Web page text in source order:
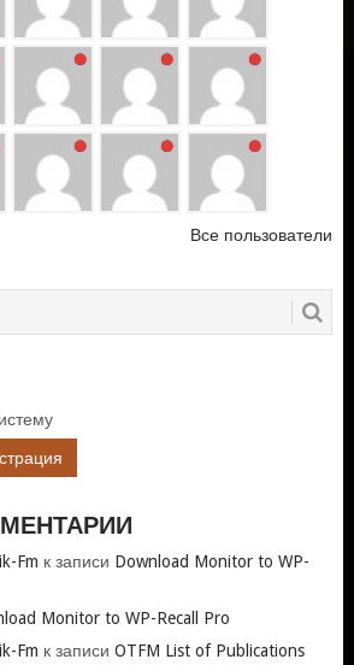
Все пользователи
Fm к записи Download Monitor to WP-
Monitor to WP-Recall Pro
Fm к записи OTFM List of Publications